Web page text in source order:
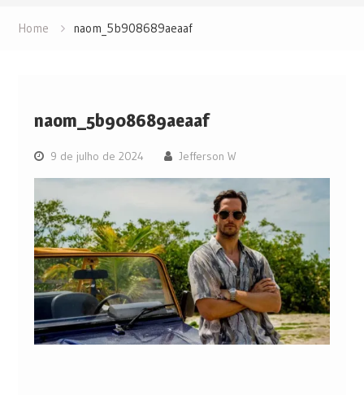
Home naom_5b908689aeaaf
naom_5b908689aeaaf
9 de julho de 2024 Jefferson W